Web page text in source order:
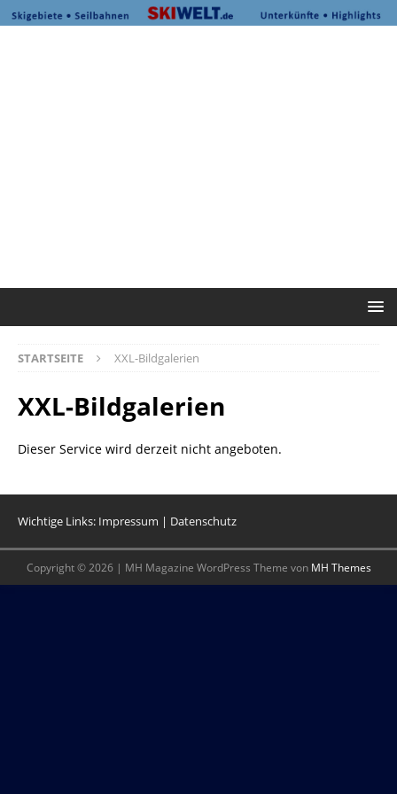
STARTSEITE XXL-Bildgalerien
XXL-Bildgalerien
Dieser Service wird derzeit nicht angeboten.
Wichtige Links: Impressum | Datenschutz
Copyright © 2026 | MH Magazine WordPress Theme von MH Themes